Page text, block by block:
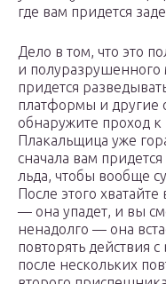
где вам придется
Дело в том, что это
и полуразрушенного
придется
платформы и другие
обнаружите проход к
Плакальщица уже
сначала вам
льда, чтобы вообще
После этого хватайте
— она упадет, и вы
ненадолго — она
повторять действия
после нескольких